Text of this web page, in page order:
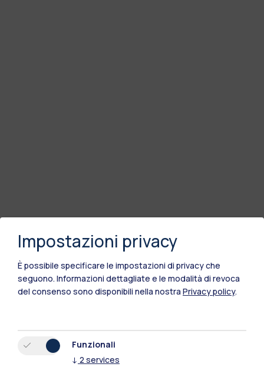
Impostazioni privacy
È possibile specificare le impostazioni di privacy che
seguono. Informazioni dettagliate e le modalità di revoca
del consenso sono disponibili nella nostra Privacy policy.
Funzionali
↓ 2 services